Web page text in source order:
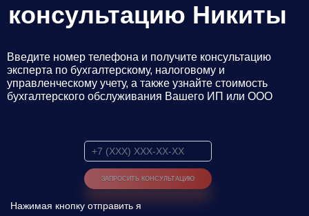
консультацию Никиты
Введите номер телефона и получите консультацию
эксперта по бухгалтерскому, налоговому и
управленческому учету, а также узнайте стоимость
бухгалтерского обслуживания Вашего ИП или ООО
Нажимая кнопку отправить я